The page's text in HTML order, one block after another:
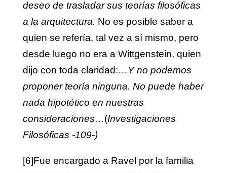
deseo de trasladar sus teorías filosóficas
a la arquitectura. No es posible saber a
quien se refería, tal vez a sí mismo, pero
desde luego no era a Wittgenstein, quien
dijo con toda claridad:…Y no podemos
proponer teoría ninguna. No puede haber
nada hipotético en nuestras
consideraciones…(Investigaciones
Filosóficas -109-)
[6]Fue encargado a Ravel por la familia